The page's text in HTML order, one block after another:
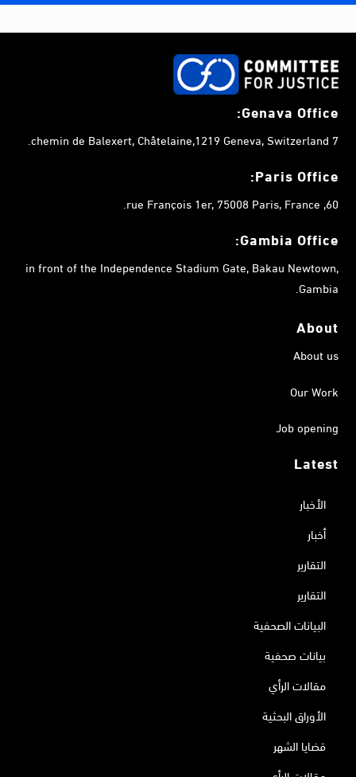
Genava Office:
7 chemin de Balexert, Châtelaine,1219 Geneva, Switzerland.
Paris Office:
60, rue François 1er, 75008 Paris, France.
Gambia Office:
in front of the Independence Stadium Gate, Bakau Newtown,
Gambia.
About
About us
Our Work
Job opening
Latest
الأخبار
أخبار
التقارير
التقارير
البيانات الصحفية
بيانات صحفية
مقالات الرأي
الأوراق البحثية
قضايا الشهر